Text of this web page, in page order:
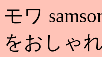
モワ
をおしゃ